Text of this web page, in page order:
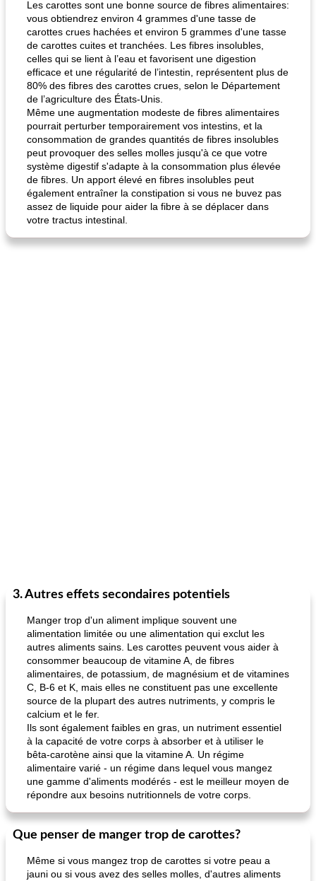
fiesta tostadas le méga's jopp joes
Les carottes sont une bonne source de fibres alimentaires:
vous obtiendrez environ 4 grammes d'une tasse de
carottes crues hachées et environ 5 grammes d'une tasse
de carottes cuites et tranchées. Les fibres insolubles,
celles qui se lient à l’eau et favorisent une digestion
efficace et une régularité de l’intestin, représentent plus de
80% des fibres des carottes crues, selon le Département
de l’agriculture des États-Unis.
Même une augmentation modeste de fibres alimentaires
pourrait perturber temporairement vos intestins, et la
consommation de grandes quantités de fibres insolubles
peut provoquer des selles molles jusqu'à ce que votre
système digestif s'adapte à la consommation plus élevée
de fibres. Un apport élevé en fibres insolubles peut
également entraîner la constipation si vous ne buvez pas
assez de liquide pour aider la fibre à se déplacer dans
votre tractus intestinal.
3. Autres effets secondaires potentiels
Manger trop d'un aliment implique souvent une
alimentation limitée ou une alimentation qui exclut les
autres aliments sains. Les carottes peuvent vous aider à
consommer beaucoup de vitamine A, de fibres
alimentaires, de potassium, de magnésium et de vitamines
C, B-6 et K, mais elles ne constituent pas une excellente
source de la plupart des autres nutriments, y compris le
calcium et le fer.
Ils sont également faibles en gras, un nutriment essentiel
à la capacité de votre corps à absorber et à utiliser le
bêta-carotène ainsi que la vitamine A. Un régime
alimentaire varié - un régime dans lequel vous mangez
une gamme d'aliments modérés - est le meilleur moyen de
répondre aux besoins nutritionnels de votre corps.
Que penser de manger trop de carottes?
Même si vous mangez trop de carottes si votre peau a
jauni ou si vous avez des selles molles, d'autres aliments